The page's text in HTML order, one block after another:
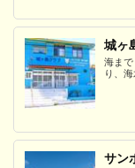
城ヶ
海ま
り、
サン